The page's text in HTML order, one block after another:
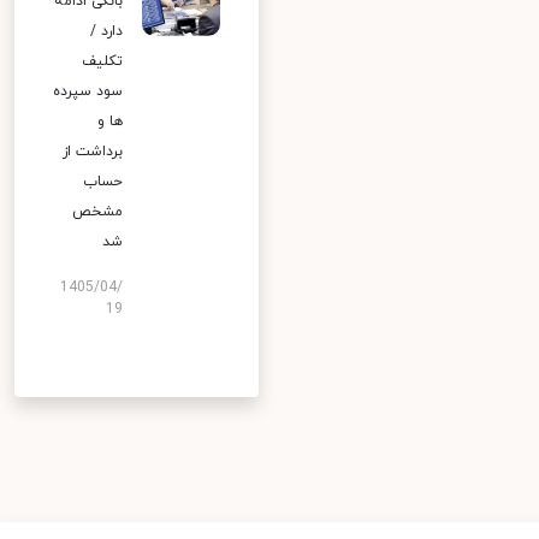
دارد /
تکلیف
سود سپرده
ها و
برداشت از
حساب
مشخص
شد
1405/04/
19